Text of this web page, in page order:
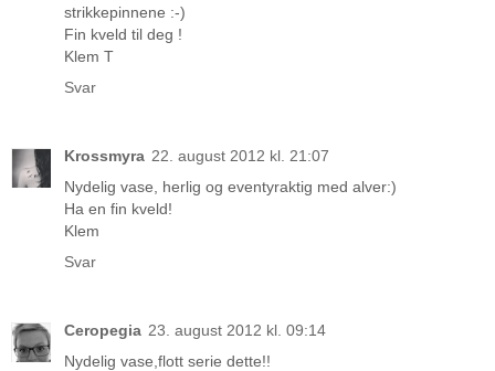
strikkepinnene :-)
Fin kveld til deg !
Klem T
Svar
Krossmyra 22. august 2012 kl. 21:07
Nydelig vase, herlig og eventyraktig med alver:)
Ha en fin kveld!
Klem
Svar
Ceropegia 23. august 2012 kl. 09:14
Nydelig vase,flott serie dette!!